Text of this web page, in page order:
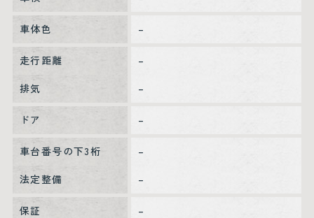
車体色 –
走行距離
–
排気
–
ドア –
車台番号の下3桁
–
法定整備
–
保証 –